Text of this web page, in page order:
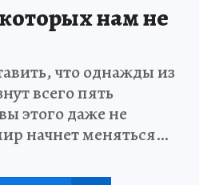
нам не
что однажды из
всего пять
этого даже не
начнет меняться…